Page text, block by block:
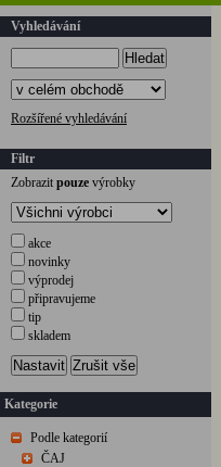
Vyhledávání
Hledat
Rozšířené vyhledávání
Filtr
Zobrazit pouze výrobky
akce
novinky
výprodej
připravujeme
tip
skladem
Nastavit Zrušit vše
Kategorie
Podle kategorií
ČAJ